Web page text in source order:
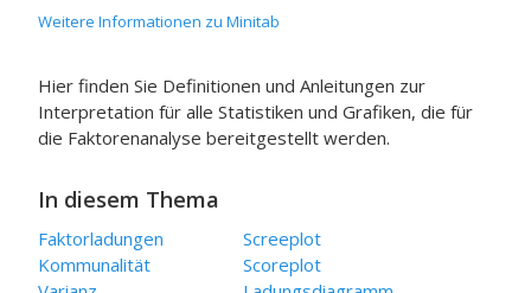
Weitere Informationen zu Minitab
Hier finden Sie Definitionen und Anleitungen zur
Interpretation für alle Statistiken und Grafiken, die für
die Faktorenanalyse bereitgestellt werden.
In diesem Thema
Faktorladungen
Kommunalität
Screeplot
Scoreplot